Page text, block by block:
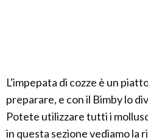
L'impepata di cozze è un
preparare, e con il Bimby lo
Potete utilizzare tutti i
in questa sezione vediamo la